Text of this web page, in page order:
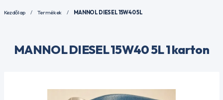
Kezdőlap Termékek MANNOL DIESEL 15W40 5L
MANNOL DIESEL 15W40 5L 1 karton